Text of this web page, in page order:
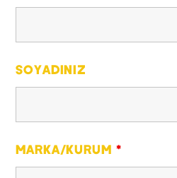
SOYADINIZ
MARKA/KURUM *